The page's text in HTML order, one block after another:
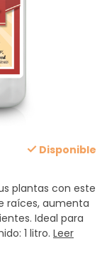
Disponible
plantas con este
raíces, aumenta
Ideal para
1 litro. Leer